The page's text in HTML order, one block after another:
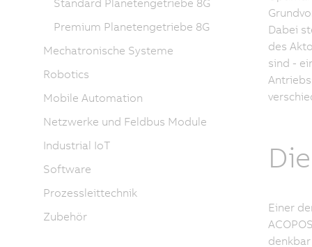
Dabei
des
sind -
Einer
Standard Planetengetriebe 8G
Premium Planetengetriebe 8G
Mechatronische Systeme
Robotics
Mobile Automation
Netzwerke und Feldbus Module
Industrial IoT
Software
Prozessleittechnik
Zubehör